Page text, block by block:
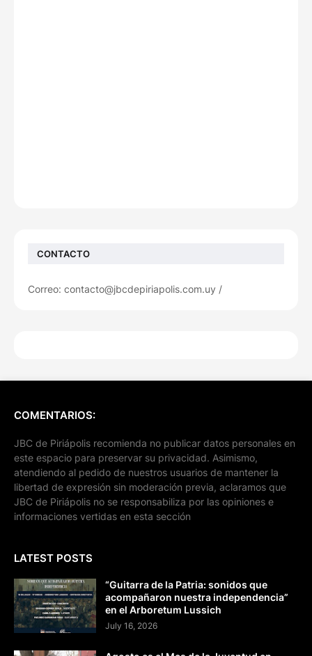
CONTACTO
Correo: contacto@jbcdepiriapolis.com.uy /
COMENTARIOS:
JBC de Piriápolis recomienda no publicar datos personales en
este espacio para preservar su privacidad. Asimismo,
atendiendo al pedido de nuestros usuarios de mantener la
libertad de expresión sin moderación previa, aclaramos que
JBC de Piriápolis no se responsabiliza por las opiniones e
informaciones vertidas en esta sección
LATEST POSTS
“Guitarra de la Patria: sonidos que
acompañaron nuestra independencia”
en el Arboretum Lussich
July 16, 2026